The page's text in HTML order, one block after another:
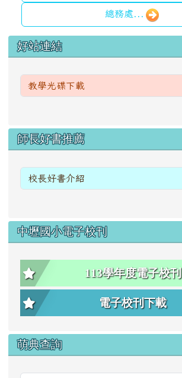
總務處...
左邊區域內容
好站連結
右邊區域內容
師長好書推薦
中壢國小電子校刊
113學年度電子校刊
電子校刊下載
萌典查詢